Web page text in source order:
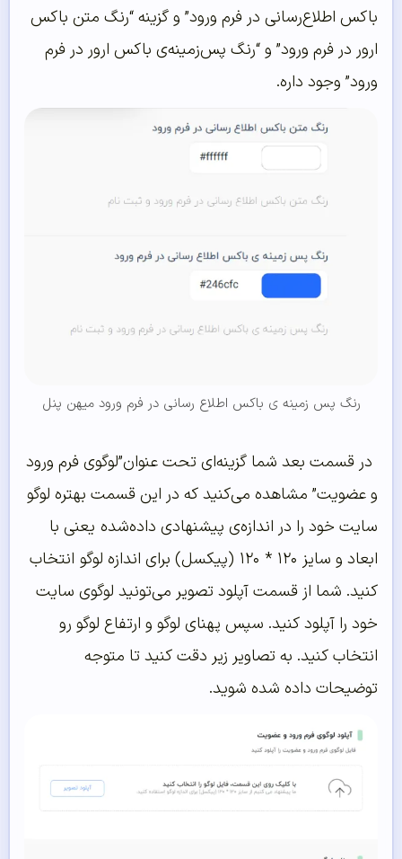
باکس اطلاع‌رسانی در فرم ورود” و گزینه “رنگ متن باکس
ارور در فرم ورود” و “رنگ پس‌زمینه‌ی باکس ارور در فرم
ورود” وجود داره.
رنگ پس زمینه ی باکس اطلاع رسانی در فرم ورود میهن پنل
در قسمت بعد شما گزینه‌ای تحت عنوان”لوگوی فرم ورود
و عضویت” مشاهده می‌کنید که در این قسمت بهتره لوگو
سایت خود را در اندازه‌ی پیشنهادی داده‌شده یعنی با
ابعاد و سایز ۱۲۰ * ۱۲۰ (پیکسل) برای اندازه لوگو انتخاب
کنید. شما از قسمت آپلود تصویر می‌تونید لوگوی سایت
خود را آپلود کنید. سپس پهنای لوگو و ارتفاع لوگو رو
انتخاب کنید. به تصاویر زیر دقت کنید تا متوجه
توضیحات داده‌ شده شوید.